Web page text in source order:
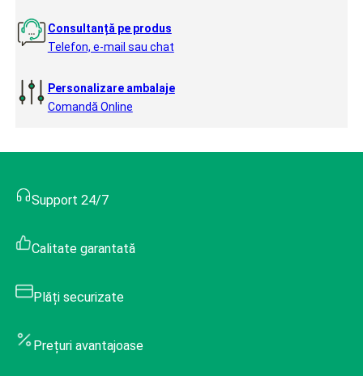
Consultanță pe produs
Telefon, e-mail sau chat
Personalizare ambalaje
Comandă Online
Support 24/7
Calitate garantată
Plăți securizate
Prețuri avantajoase